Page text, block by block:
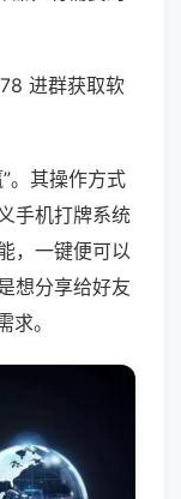
进群获取软
。其操作方式
手机打牌系统
，一键便可以
想分享给好友
。